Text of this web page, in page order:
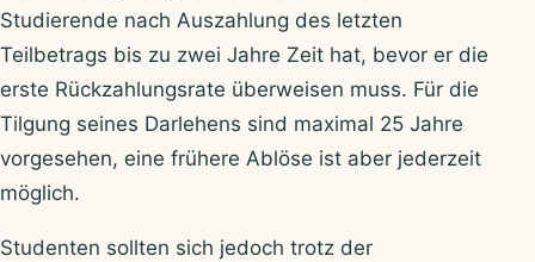
Studierende nach Auszahlung des letzten
Teilbetrags bis zu zwei Jahre Zeit hat, bevor er die
erste Rückzahlungsrate überweisen muss. Für die
Tilgung seines Darlehens sind maximal 25 Jahre
vorgesehen, eine frühere Ablöse ist aber jederzeit
möglich.
Studenten sollten sich jedoch trotz der